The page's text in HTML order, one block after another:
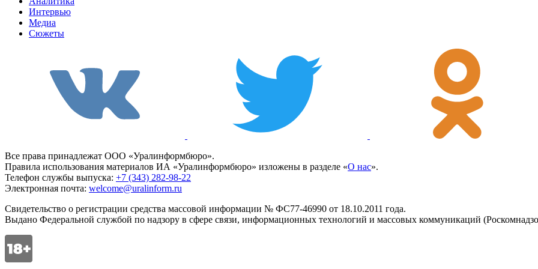
Интервью
Медиа
Сюжеты
Все права принадлежат ООО «Уралинформбюро».
Правила использования материалов ИА «Уралинформбюро» изложены в разделе «О нас».
Телефон службы выпуска: +7 (343) 282-98-22
Электронная почта: welcome@uralinform.ru
Свидетельство о регистрации средства массовой информации № ФС77-46990 от 18.10.2011 года.
Выдано Федеральной службой по надзору в сфере связи, информационных технологий и массовых коммуникаций